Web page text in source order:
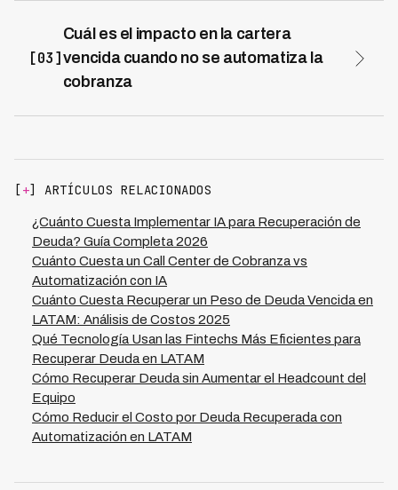
actualización de registros, búsqueda de contactos,
programación de llamadas y reporte de gestiones. Este
tiempo improductivo representa una oportunidad de
optimización importante para cualquier financiera. Kleva
productividad y los índices de recuperación sin
incrementar la plantilla.
[03]
Cuál es el impacto en la cartera
vencida cuando no se automatiza la
cobranza
cobertura de deudores. El costo de mantener deuda
vencida es significativamente mayor al costo de
de cobranza se alcanza una tasa de recuperación de
73%, reduciendo cartera vencida de manera sostenible
y permitiendo que las financieras mejoren su rentabilidad
mientras reducen costos operativos en un 70%.
[ +] ARTÍCULOS RELACIONADOS
¿Cuánto Cuesta Implementar IA para Recuperación de
Deuda? Guía Completa 2026
Cuánto Cuesta un Call Center de Cobranza vs
Automatización con IA
Cuánto Cuesta Recuperar un Peso de Deuda Vencida en
LATAM: Análisis de Costos 2025
Qué Tecnología Usan las Fintechs Más Eficientes para
Recuperar Deuda en LATAM
Cómo Recuperar Deuda sin Aumentar el Headcount del
Equipo
Cómo Reducir el Costo por Deuda Recuperada con
Automatización en LATAM